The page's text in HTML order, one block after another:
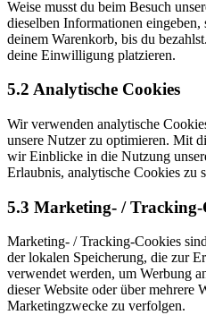
Weise musst du beim Besuch
dieselben Informationen
deinem Warenkorb, bis du
deine Einwilligung platzieren.
5.2 Analytische Cookies
Wir verwenden analytische
unsere Nutzer zu optimieren. Mit
wir Einblicke in die Nutzung
Erlaubnis, analytische Cookies zu
5.3 Marketing- / Tracking-
Marketing- / Tracking-Cookies
der lokalen Speicherung, die zur
verwendet werden, um Werbung
dieser Website oder über mehrere
Marketingzwecke zu verfolgen.